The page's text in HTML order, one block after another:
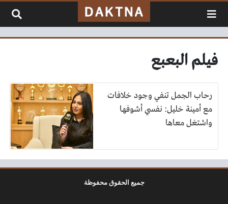
فيلم البعبع
رحاب الجمل تنفي وجود خلافات
مع أمينة خليل: نفسي أشوفها
واشتغل معاها
جميع الحقوق محفوظة